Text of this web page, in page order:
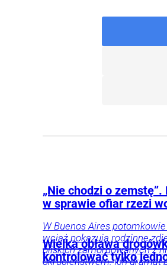
„Nie chodzi o
w sprawie ofiar rzezi
W Buenos Aires
wciąż pokazują rodzinne
bliskich zamordowanych z
okrucieństwem. Ich dramat
Wielka obława
kontrolować tylko